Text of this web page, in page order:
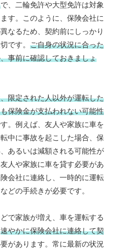
で、二輪免許や大型免許は対象
す。このように、保険会社に
なるため、契約前にしっかり
です。 ご自身の状況に合った
事前に確認しておきましょ
限定された人以外が運転した
保険金が支払われない可能性
。例えば、友人や家族に車を
中に事故を起こした場合、保
あるいは減額される可能性が
人や家族に車を貸す必要があ
会社に連絡し、一時的に運転
どの手続きが必要です。
で家族が増え、車を運転する
速やかに保険会社に連絡して契
があります。常に最新の状況